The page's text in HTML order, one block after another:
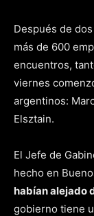
Después de
más de 600
encuentros,
viernes
argentinos:
Elsztain.
El Jefe de
hecho en
habían alejado
gobierno tiene